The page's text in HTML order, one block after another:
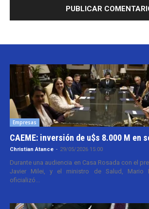
Empresas
CAEME: inversión de u$s 8.000 M en
Christian Atance - 29/05/2026 15:00
Durante una audiencia en Casa Rosada con el
Javier Milei, y el ministro de Salud, Mario
oficializó...